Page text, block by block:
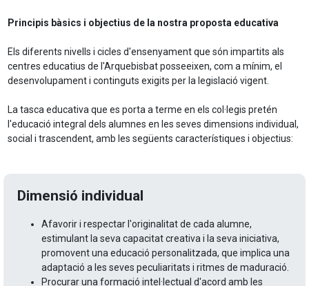
Principis bàsics i objectius de la nostra proposta educativa
Els diferents nivells i cicles d'ensenyament que són impartits als
centres educatius de l'Arquebisbat posseeixen, com a mínim, el
desenvolupament i continguts exigits per la legislació vigent.
La tasca educativa que es porta a terme en els col·legis pretén
l'educació integral dels alumnes en les seves dimensions individual,
social i trascendent, amb les següents característiques i objectius:
Dimensió individual
Afavorir i respectar l'originalitat de cada alumne,
estimulant la seva capacitat creativa i la seva iniciativa,
promovent una educació personalitzada, que implica una
adaptació a les seves peculiaritats i ritmes de maduració.
Procurar una formació intel·lectual d'acord amb les